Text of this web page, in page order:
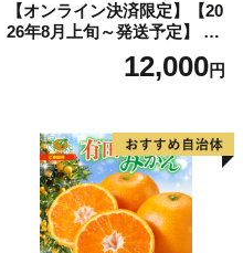
【オンライン決済限定】【20
26年8月上旬～発送予定】 先
行予約 「浅間水蜜桃プレミ
アム」 もも あかつき 秀品 約
果肉 長野県産 小諸市
12,000円